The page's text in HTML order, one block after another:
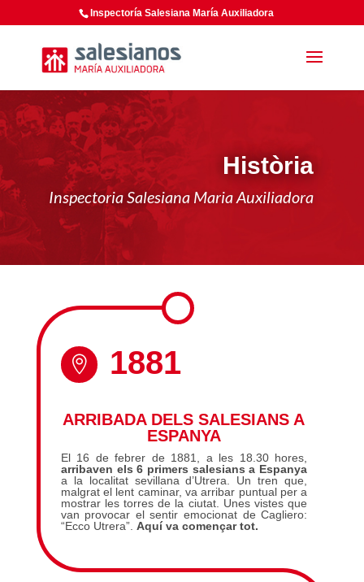
Inspectoría Salesiana María Auxiliadora
Història
Inspectoria Salesiana Maria Auxiliadora
 1881
ARRIBADA DELS SALESIANS A
ESPANYA
El 16 de febrer de 1881, a les 18.30 hores,
arribaven els 6 primers salesians a Espanya
a la localitat sevillana d’Utrera. Un tren que,
malgrat el lent caminar, va arribar puntual per a
mostrar les torres de la ciutat. Unes vistes que
van provocar el sentir emocionat de Cagliero:
“Ecco Utrera”. Aquí va començar tot.